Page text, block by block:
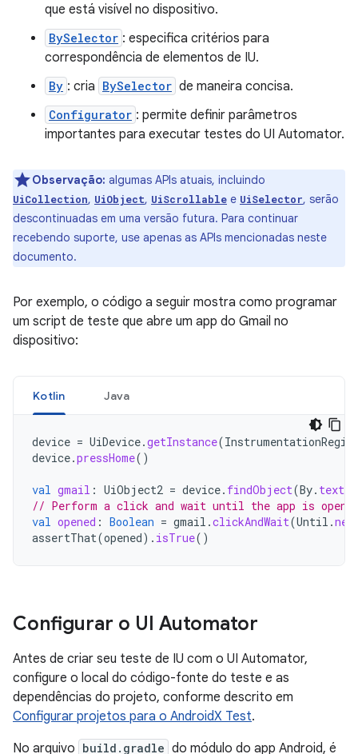
que está visível no dispositivo.
BySelector : especifica critérios para
correspondência de elementos de IU.
By : cria BySelector de maneira concisa.
Configurator : permite definir parâmetros
importantes para executar testes do UI Automator.
Observação: algumas APIs atuais, incluindo
UiCollection, UiObject, UiScrollable e UiSelector, serão
descontinuadas em uma versão futura. Para continuar
recebendo suporte, use apenas as APIs mencionadas neste
documento.
Por exemplo, o código a seguir mostra como programar
um script de teste que abre um app do Gmail no
dispositivo:
Kotlin Java
device = UiDevice.getInstance(
device.pressHome()
val gmail : UiObject2 = device. findObject(By. text
// Perform a click and wait until the app is
val opened : Boolean = gmail .clickAndWait(Until .
assertThat(opened). isTrue()
Configurar o UI Automator
Antes de criar seu teste de IU com o UI Automator,
configure o local do código-fonte do teste e as
dependências do projeto, conforme descrito em
Configurar projetos para o AndroidX Test.
No arquivo build.gradle do módulo do app Android, é